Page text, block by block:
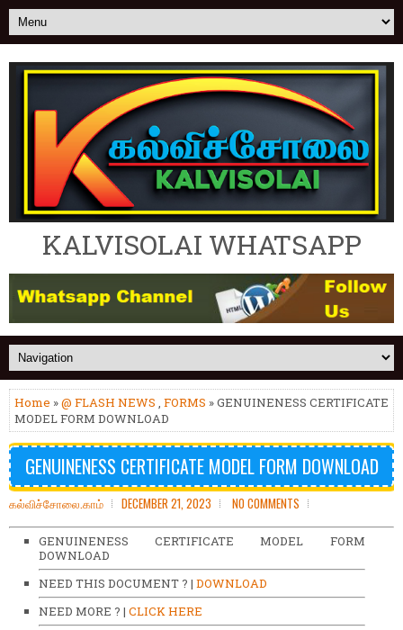
KALVISOLAI WHATSAPP
Home »@ FLASH NEWS , FORMS » GENUINENESS CERTIFICATE
MODEL FORM DOWNLOAD
GENUINENESS CERTIFICATE MODEL FORM DOWNLOAD
கல்விச்சோலை.காம் DECEMBER 21, 2023 NO COMMENTS
GENUINENESS CERTIFICATE MODEL FORM
DOWNLOAD
NEED THIS DOCUMENT ? | DOWNLOAD
NEED MORE ? | CLICK HERE